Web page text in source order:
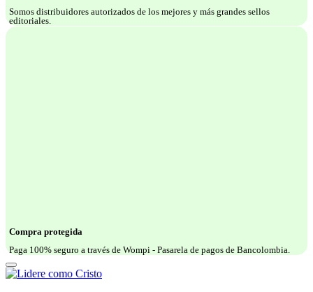
Somos distribuidores autorizados de los mejores y más grandes sellos
editoriales.
Compra protegida
Paga 100% seguro a través de Wompi - Pasarela de pagos de Bancolombia.